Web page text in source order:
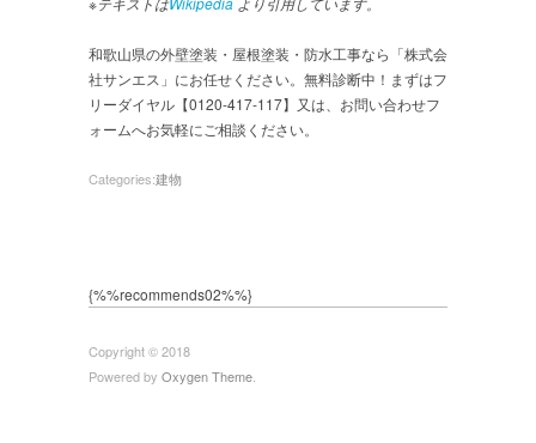
和歌山県の外壁塗装・屋根塗装・防水工事なら「株式会
社サンエス」にお任せください。無料診断中！まずはフ
リーダイヤル【0120-417-117】又は、お問い合わせフ
ォームへお気軽にご相談ください。
Categories:建物
{%%recommends02%%}
Copyright © 2018
Powered by Oxygen Theme